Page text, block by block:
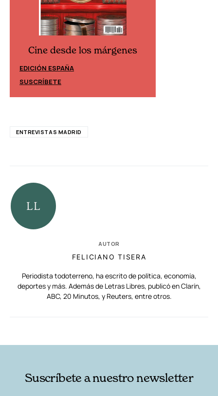
Cine desde los márgenes
EDICIÓN ESPAÑA
SUSCRÍBETE
ENTREVISTAS MADRID
AUTOR
FELICIANO TISERA
Periodista todoterreno, ha escrito de política, economía,
deportes y más. Además de Letras Libres, publicó en Clarín,
ABC, 20 Minutos, y Reuters, entre otros.
Suscríbete a nuestro newsletter